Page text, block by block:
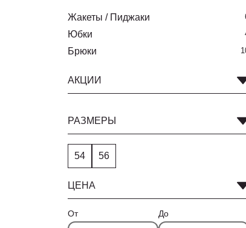
Жакеты / Пиджаки
Юбки
Брюки
АКЦИИ
РАЗМЕРЫ
54 56
ЦЕНА
От До